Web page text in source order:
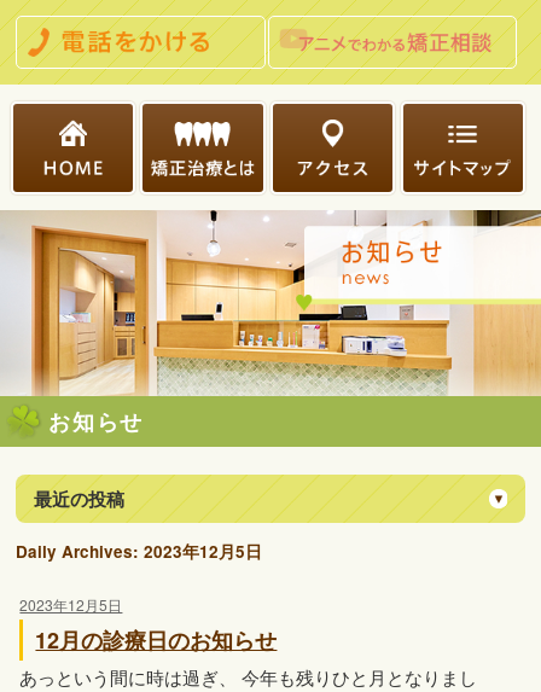
お知らせ
最近の投稿
Daily Archives:2023年12月5日
2023年12月5日
12月の診療日のお知らせ
あっという間に時は過ぎ、 今年も残りひと月となりまし